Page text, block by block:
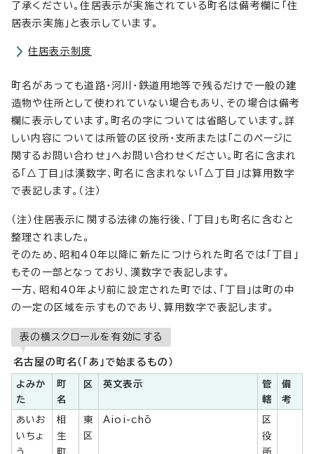
了承ください。住居表示が実施されている町名は備考欄に「住
居表示実施」と表示しています。
住居表示制度
町名があっても道路・河川・鉄道用地等で残るだけで一般の建
造物や住所として使われていない場合もあり、その場合は備考
欄に表示しています。町名の字については省略しています。詳
しい内容については所管の区役所・支所または「このページに
関するお問い合わせ」へお問い合わせください。町名に含まれ
る「△丁目」は漢数字、町名に含まれない「△丁目」は算用数字
で表記します。（注）
（注）住居表示に関する法律の施行後、「丁目」も町名に含むと
整理されました。
そのため、昭和40年以降に新たにつけられた町名では「丁目」
もその一部となっており、漢数字で表記します。
一方、昭和40年より前に設定された町では、「丁目」は町の中
の一定の区域を示すものであり、算用数字で表記します。
表の横スクロールを有効にする
名古屋の町名（「あ」で始まるもの）
よみか
た
町
名
区 英文表示
管
轄
備
考
あいお
いちょ
う
相
生
町
東
区
Aioi-chō
区
役
所